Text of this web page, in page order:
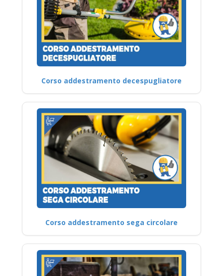
Corso addestramento decespugliatore
Corso addestramento sega circolare